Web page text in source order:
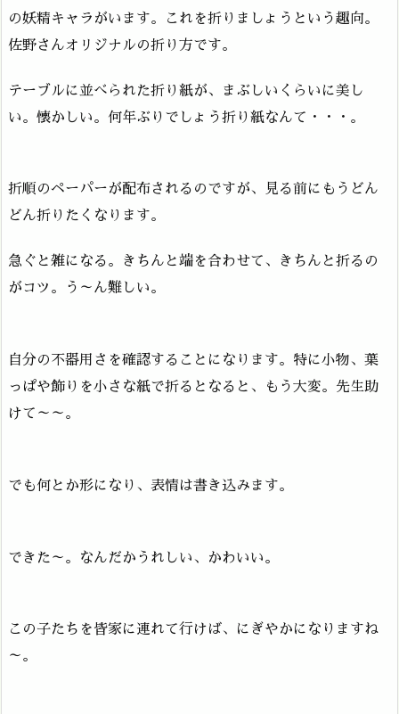
の妖精キャラがいます。これを折りましょうという趣向。
佐野さんオリジナルの折り方です。
テーブルに並べられた折り紙が、まぶしいくらいに美し
い。懐かしい。何年ぶりでしょう折り紙なんて・・・。
折順のペーパーが配布されるのですが、見る前にもうどん
どん折りたくなります。
急ぐと雑になる。きちんと端を合わせて、きちんと折るの
がコツ。う～ん難しい。
自分の不器用さを確認することになります。特に小物、葉
っぱや飾りを小さな紙で折るとなると、もう大変。先生助
けて～～。
でも何とか形になり、表情は書き込みます。
できた～。なんだかうれしい、かわいい。
この子たちを皆家に連れて行けば、にぎやかになりますね
～。